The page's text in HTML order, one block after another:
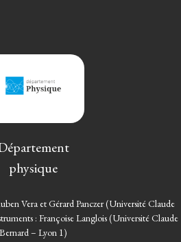
physique
Vera et Gérard Panczer (Université Claude
: Françoise Langlois (Université Claude
Bernard – Lyon 1)